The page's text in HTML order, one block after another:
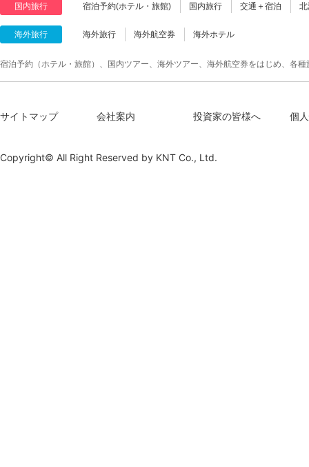
国内旅行 宿泊予約(ホテル・旅館) 国内旅行 交通＋宿泊
海外旅行 海外旅行 海外航空券 海外ホテル
宿泊予約（ホテル・旅館）、国内ツアー、海外ツアー、海外航空券をはじめ、各
サイトマップ 会社案内 投資家の皆様へ 個
Copyright© All Right Reserved by KNT Co., Ltd.